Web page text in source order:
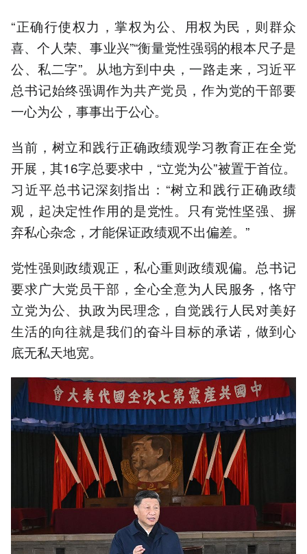
“正确行使权力，掌权为公、用权为民，则群众
喜、个人荣、事业兴”“衡量党性强弱的根本尺子是
公、私二字”。从地方到中央，一路走来，习近平
总书记始终强调作为共产党员，作为党的干部要
一心为公，事事出于公心。
当前，树立和践行正确政绩观学习教育正在全党
开展，其16字总要求中，“立党为公”被置于首位。
习近平总书记深刻指出：“树立和践行正确政绩
观，起决定性作用的是党性。只有党性坚强、摒
弃私心杂念，才能保证政绩观不出偏差。”
党性强则政绩观正，私心重则政绩观偏。总书记
要求广大党员干部，全心全意为人民服务，恪守
立党为公、执政为民理念，自觉践行人民对美好
生活的向往就是我们的奋斗目标的承诺，做到心
底无私天地宽。